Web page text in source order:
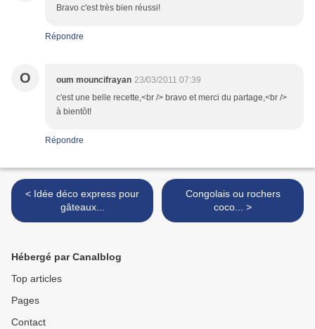
Bravo c'est très bien réussi!
Répondre
O oum mouncifrayan 23/03/2011 07:39
c'est une belle recette,<br /> bravo et merci du partage,<br />
à bientôt!
Répondre
< Idée déco express pour
gâteaux...
Congolais ou rochers
coco... >
Hébergé par Canalblog
Top articles
Pages
Contact